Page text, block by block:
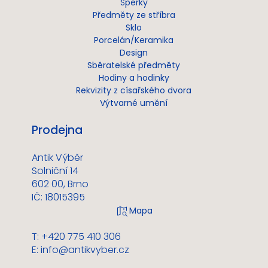
Předměty ze stříbra
Sklo
Porcelán/Keramika
Design
Sběratelské předměty
Hodiny a hodinky
Rekvizity z císařského dvora
Výtvarné umění
Prodejna
Antik Výběr
Solniční 14
602 00, Brno
IČ: 18015395
T: +420 775 410 306
E: info@antikvyber.cz